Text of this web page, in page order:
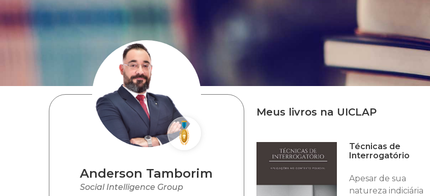
Anderson Tamborim
Social Intelligence Group
Meus livros na UICLAP
Técnicas de
Interrogatório
Apesar de sua
natureza indiciária